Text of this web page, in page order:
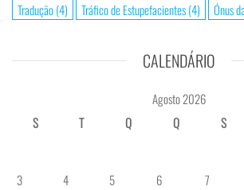
Tradução(4) Tráfico de Estupefacientes(4) Ónus
CALENDÁRIO
Agosto 2026
S
T Q Q S
3
4 5 6 7